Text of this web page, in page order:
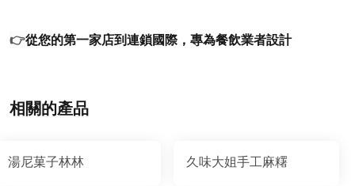
👉從您的第一家店到連鎖國際，專為餐飲業者設計
相關的產品
湯尼菓子林林 久味大姐手工麻糬